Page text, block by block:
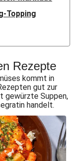
Topping
im Brot
Nektarinen
BLT-Sandwich
Rezepte
kommt in
gut zur
gewürzte Suppen,
handelt.